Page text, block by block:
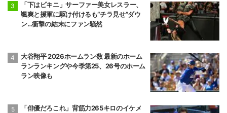
「下はビキニ」サーファー美女レスラー、
颯爽と援軍に駆け付けるも“チラ見せ”ダウ
ン…衝撃の結末にファン騒然
大谷翔平 2026ホームラン数 最新のホーム
ランランキングや今季第25、26号のホーム
ラン映像も
「俳優だろこれ」背筋力265キロのイケメ